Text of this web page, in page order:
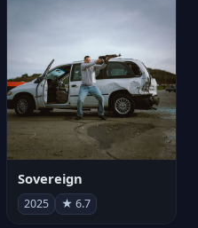
Sovereign
2025 ★ 6.7